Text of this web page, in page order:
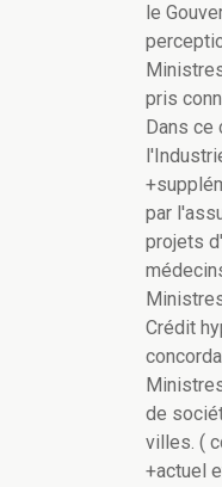
le
pris
Dans
par
projets
Crédit
de
villes. (
+actuel